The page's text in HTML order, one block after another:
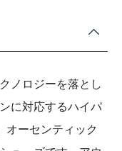
ノロジーを落とし
に対応するハイパ
オーセンティック